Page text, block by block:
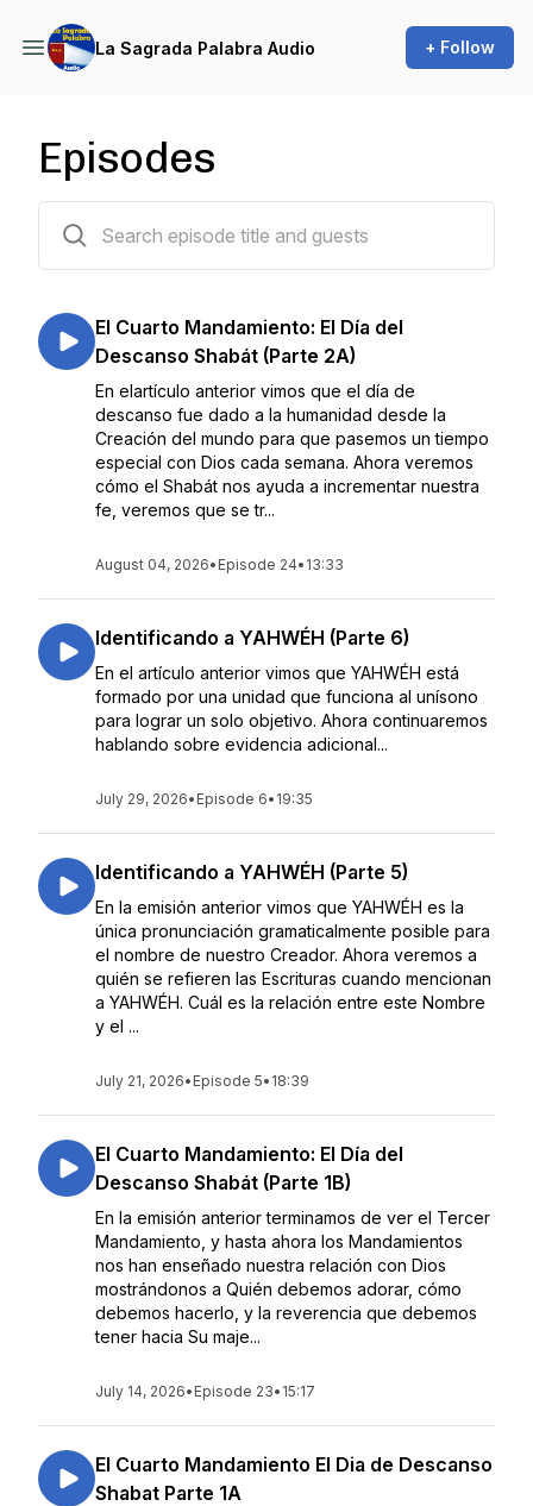
La Sagrada Palabra Audio + Follow
Episodes
El Cuarto Mandamiento: El Día del
Descanso Shabát (Parte 2A)
En elartículo anterior vimos que el día de
descanso fue dado a la humanidad desde la
Creación del mundo para que pasemos un tiempo
especial con Dios cada semana. Ahora veremos
cómo el Shabát nos ayuda a incrementar nuestra
fe, veremos que se tr...
August 04, 2026• Episode 24• 13:33
Identificando a YAHWÉH (Parte 6)
En el artículo anterior vimos que YAHWÉH está
formado por una unidad que funciona al unísono
para lograr un solo objetivo. Ahora continuaremos
hablando sobre evidencia adicional...
July 29, 2026• Episode 6• 19:35
Identificando a YAHWÉH (Parte 5)
En la emisión anterior vimos que YAHWÉH es la
única pronunciación gramaticalmente posible para
el nombre de nuestro Creador. Ahora veremos a
quién se refieren las Escrituras cuando mencionan
a YAHWÉH. Cuál es la relación entre este Nombre
y el ...
July 21, 2026• Episode 5• 18:39
El Cuarto Mandamiento: El Día del
Descanso Shabát (Parte 1B)
En la emisión anterior terminamos de ver el Tercer
Mandamiento, y hasta ahora los Mandamientos
nos han enseñado nuestra relación con Dios
mostrándonos a Quién debemos adorar, cómo
debemos hacerlo, y la reverencia que debemos
tener hacia Su maje...
July 14, 2026• Episode 23• 15:17
El Cuarto Mandamiento El Dia de Descanso
Shabat Parte 1A